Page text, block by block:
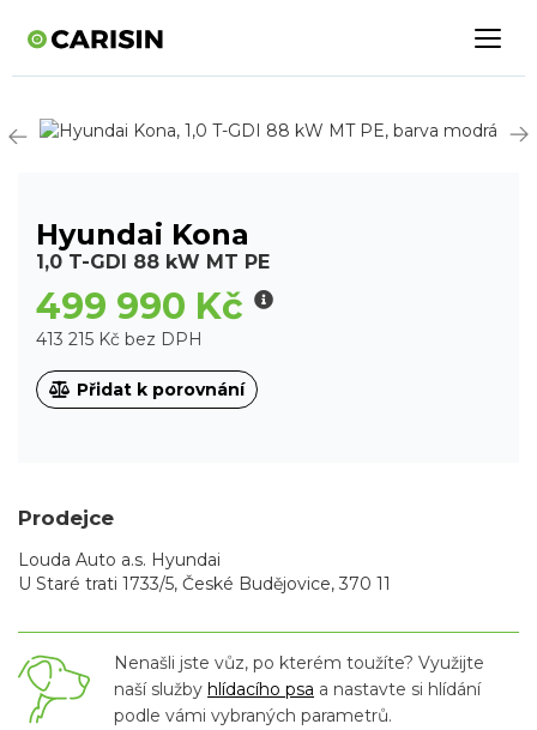
Hyundai Kona
1,0 T-GDI 88 kW MT PE
499 990 Kč
413 215 Kč bez DPH
Přidat k porovnání
Prodejce
Louda Auto a.s. Hyundai
U Staré trati 1733/5, České Budějovice, 370 11
Nenašli jste vůz, po kterém toužíte? Využijte
naší služby hlídacího psa a nastavte si hlídání
podle vámi vybraných parametrů.